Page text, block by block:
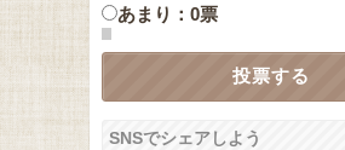
あまり：0票
SNSでシェアしよう